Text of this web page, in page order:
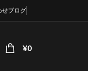
せブログ
¥0